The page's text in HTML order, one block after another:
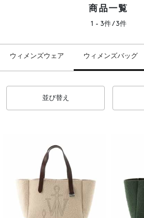
商品一覧
1 - 3件 / 3件
ウィメンズウェア ウィメンズバッグ
並び替え